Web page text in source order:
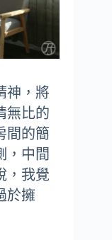
神，將
無比的
間的簡
，中間
，我覺
於擁